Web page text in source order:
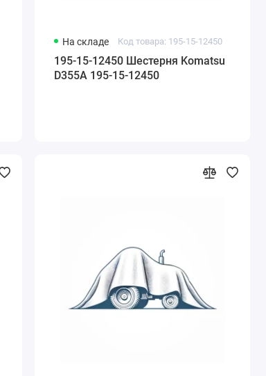
На складе Код товара: 195-15-12450
195-15-12450 Шестерня Komatsu
D355A 195-15-12450